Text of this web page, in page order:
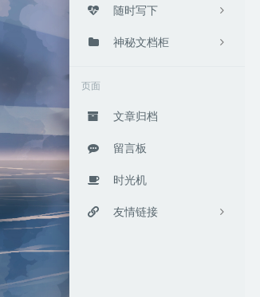
2
搬运
21
小黑板
1
动漫
2
追番笔记
随时写下
2
随笔神秘文档柜
页面
文章归档
留言板
时光机
友情链接